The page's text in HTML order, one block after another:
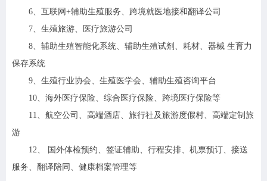
6、互联网+辅助生殖服务、跨境就医地接和翻译公司
7、生殖旅游、医疗旅游公司
8、辅助生殖智能化系统、辅助生殖试剂、耗材、器械 生育力
保存系统
9、生殖行业协会、生殖医学会、辅助生殖咨询平台
10、海外医疗保险、综合医疗保险、跨境医疗保险等
11、航空公司、高端酒店、旅行社及旅游度假村、高端定制旅
游
12、 国外体检预约、签证辅助、行程安排、机票预订、接送
服务、翻译陪同、健康档案管理等